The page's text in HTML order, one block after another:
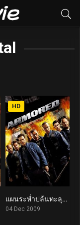
5.7
HD
แผนระห่ำปล้นทะลุเกราะ Armored (2009)
04 Dec 2009